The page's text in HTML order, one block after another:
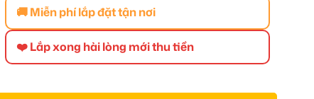
🚚 Miễn phí lắp đặt tận nơi
❤️ Lắp xong hài lòng mới thu tiền